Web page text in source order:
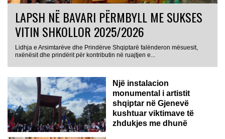
LAPSH NË BAVARI PËRMBYLL ME SUKSES
VITIN SHKOLLOR 2025/2026
Lidhja e Arsimtarëve dhe Prindërve Shqiptarë falënderon mësuesit,
nxënësit dhe prindërit për kontributin në ruajtjen e...
Një instalacion
monumental i artistit
shqiptar në Gjenevë
kushtuar viktimave të
zhdukjes me dhunë